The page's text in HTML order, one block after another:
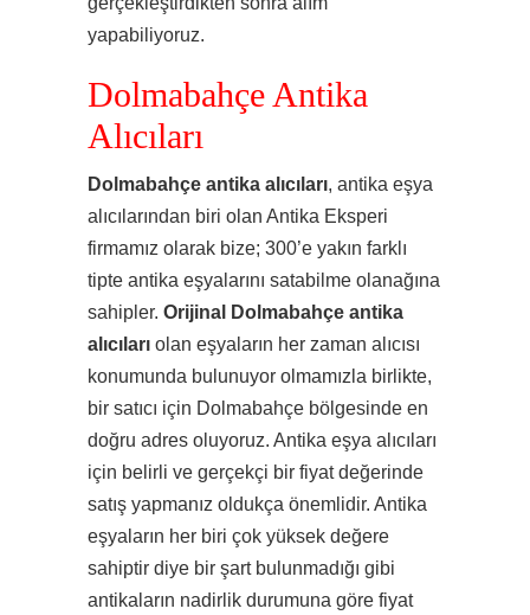
yapabiliyoruz.
Dolmabahçe Antika
Alıcıları
Dolmabahçe antika alıcıları, antika eşya
alıcılarından biri olan Antika Eksperi
firmamız olarak bize; 300’e yakın farklı
tipte antika eşyalarını satabilme olanağına
sahipler. Orijinal Dolmabahçe antika
alıcıları olan eşyaların her zaman alıcısı
konumunda bulunuyor olmamızla birlikte,
bir satıcı için Dolmabahçe bölgesinde en
doğru adres oluyoruz. Antika eşya alıcıları
için belirli ve gerçekçi bir fiyat değerinde
satış yapmanız oldukça önemlidir. Antika
eşyaların her biri çok yüksek değere
sahiptir diye bir şart bulunmadığı gibi
antikaların nadirlik durumuna göre fiyat